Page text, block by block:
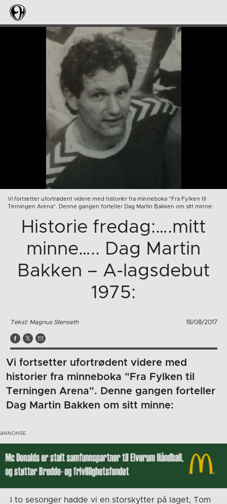
Vi fortsetter ufortrødent videre med historier fra minneboka "Fra Fylken til
Terningen Arena". Denne gangen forteller Dag Martin Bakken om sitt minne:
Historie fredag:….mitt
minne….. Dag Martin
Bakken – A-lagsdebut
1975:
Tekst: Magnus Stenseth 18/08/2017
Vi fortsetter ufortrødent videre med
historier fra minneboka "Fra Fylken til
Terningen Arena". Denne gangen forteller
Dag Martin Bakken om sitt minne:
I to sesonger hadde vi en storskytter på laget, Tom